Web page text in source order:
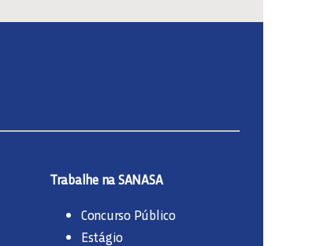
Trabalhe na SANASA
Concurso Público
Estágio